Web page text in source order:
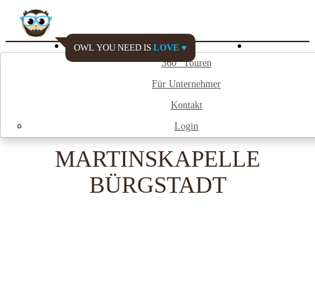
360° Touren
Für Unternehmer
Kontakt
Login
OWL YOU NEED IS LOVE ♥
Watch My City
MARTINSKAPELLE
BÜRGSTADT